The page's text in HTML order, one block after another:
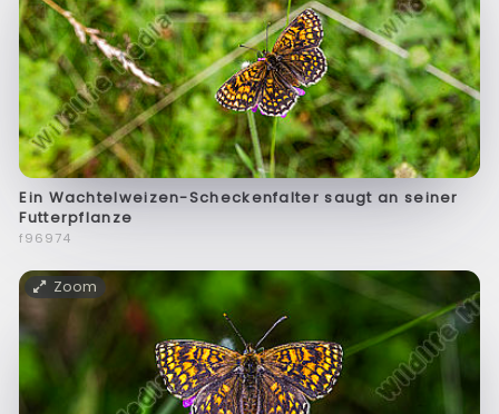
Ein Wachtelweizen-Scheckenfalter saugt an seiner
Futterpflanze
f96974
Zoom